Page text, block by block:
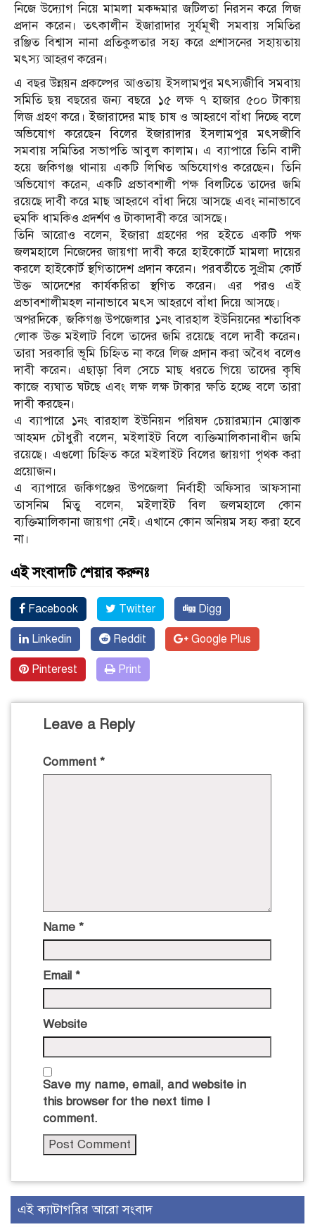
নিজে উদ্যোগ নিয়ে মামলা মকদ্দমার জটিলতা নিরসন করে লিজ
প্রদান করেন। তৎকালীন ইজারাদার সুর্যমূখী সমবায় সমিতির
রঞ্জিত বিশ্বাস নানা প্রতিকুলতার সহ্য করে প্রশাসনের সহায়তায়
মৎস্য আহরণ করেন।
এ বছর উন্নয়ন প্রকল্পের আওতায় ইসলামপুর মৎস্যজীবি সমবায়
সমিতি ছয় বছরের জন্য বছরে ১৫ লক্ষ ৭ হাজার ৫০০ টাকায়
লিজ গ্রহণ করে। ইজারাদের মাছ চাষ ও আহরণে বাঁধা দিচ্ছে বলে
অভিযোগ করেছেন বিলের ইজারাদার ইসলামপুর মৎসজীবি
সমবায় সমিতির সভাপতি আবুল কালাম। এ ব্যাপারে তিনি বাদী
হয়ে জকিগঞ্জ থানায় একটি লিখিত অভিযোগও করেছেন। তিনি
অভিযোগ করেন, একটি প্রভাবশালী পক্ষ বিলটিতে তাদের জমি
রয়েছে দাবী করে মাছ আহরণে বাঁধা দিয়ে আসছে এবং নানাভাবে
হুমকি ধামকিও প্রদর্শণ ও টাকাদাবী করে আসছে।
তিনি আরোও বলেন, ইজারা গ্রহণের পর হইতে একটি পক্ষ
জলমহালে নিজেদের জায়গা দাবী করে হাইকোর্টে মামলা দায়ের
করলে হাইকোর্ট স্থগিতাদেশ প্রদান করেন। পরবর্তীতে সুপ্রীম কোর্ট
উক্ত আদেশের কার্যকরিতা স্থগিত করেন। এর পরও এই
প্রভাবশালীমহল নানাভাবে মৎস আহরণে বাঁধা দিয়ে আসছে।
অপরদিকে, জকিগঞ্জ উপজেলার ১নং বারহাল ইউনিয়নের শতাধিক
লোক উক্ত মইলাট বিলে তাদের জমি রয়েছে বলে দাবী করেন।
তারা সরকারি ভূমি চিহ্নিত না করে লিজ প্রদান করা অবৈধ বলেও
দাবী করেন। এছাড়া বিল সেচে মাছ ধরতে গিয়ে তাদের কৃষি
কাজে ব্যঘাত ঘটছে এবং লক্ষ লক্ষ টাকার ক্ষতি হচ্ছে বলে তারা
দাবী করছেন।
এ ব্যাপারে ১নং বারহাল ইউনিয়ন পরিষদ চেয়ারম্যান মোস্তাক
আহমদ চৌধুরী বলেন, মইলাইট বিলে ব্যক্তিমালিকানাধীন জমি
রয়েছে। এগুলো চিহ্নিত করে মইলাইট বিলের জায়গা পৃথক করা
প্রয়োজন।
এ ব্যাপারে জকিগঞ্জের উপজেলা নির্বাহী অফিসার আফসানা
তাসনিম মিতু বলেন, মইলাইট বিল জলমহালে কোন
ব্যক্তিমালিকানা জায়গা নেই। এখানে কোন অনিয়ম সহ্য করা হবে
না।
এই সংবাদটি শেয়ার করুনঃ
Facebook Twitter Digg
Linkedin Reddit Google Plus
Pinterest Print
Leave a Reply
Comment *
Name *
Email *
Website
Save my name, email, and website in
this browser for the next time I
comment.
এই ক্যাটাগরির আরো সংবাদ